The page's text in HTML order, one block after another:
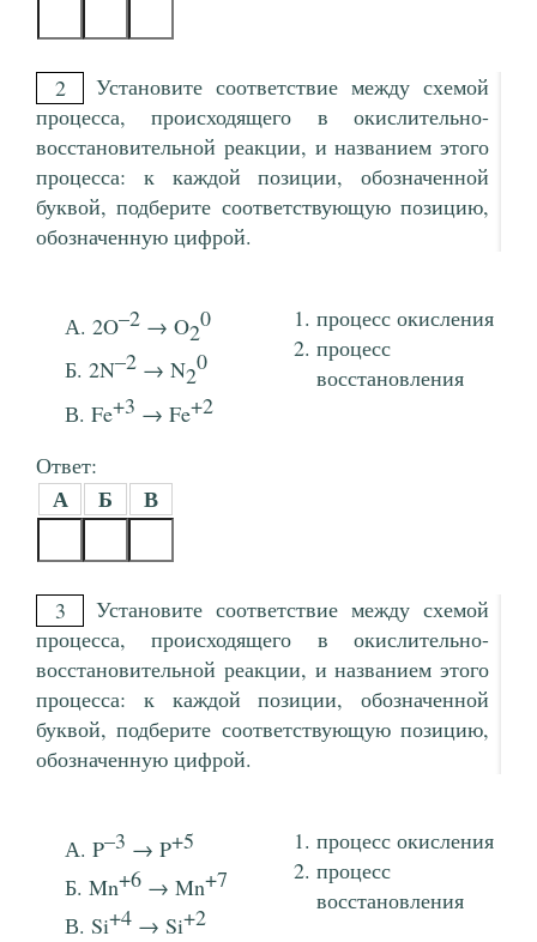
2
Установите соответствие между схемой
процесса, происходящего в окислительно-
восстановительной реакции, и названием этого
процесса: к каждой позиции, обозначенной
буквой, подберите соответствующую позицию,
обозначенную цифрой.
2O–2 → O20
2N–2 → N20
Fe+3 → Fe+2
процесс окисления
процесс
восстановления
Ответ:
А Б В
3
Установите соответствие между схемой
процесса, происходящего в окислительно-
восстановительной реакции, и названием этого
процесса: к каждой позиции, обозначенной
буквой, подберите соответствующую позицию,
обозначенную цифрой.
P–3 → P+5
Mn+6 → Mn+7
Si+4 → Si+2
процесс окисления
процесс
восстановления